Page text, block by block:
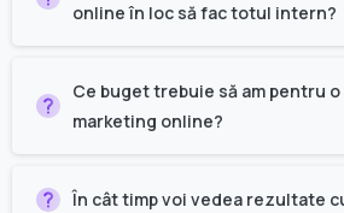
online în loc să fac totul intern?
Ce buget trebuie să am pentru o
marketing online?
În cât timp voi vedea rezultate